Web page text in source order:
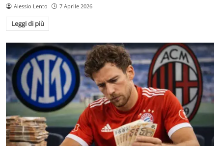
Alessio Lento 7 Aprile 2026
Leggi di più